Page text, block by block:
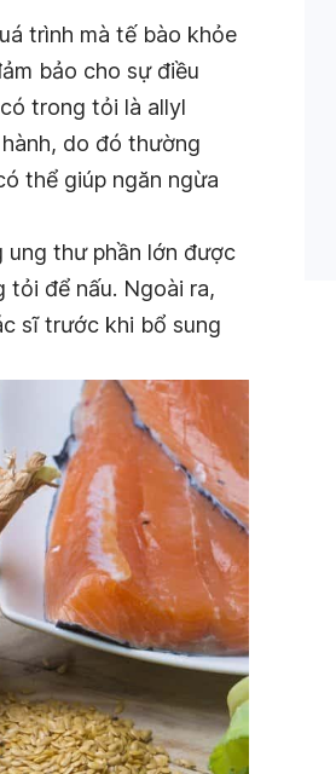
trình mà tế bào khỏe
bảo cho sự điều
trong tỏi là allyl
do đó thường
thể giúp ngăn ngừa
ung thư phần lớn được
để nấu. Ngoài ra,
sĩ trước khi bổ sung